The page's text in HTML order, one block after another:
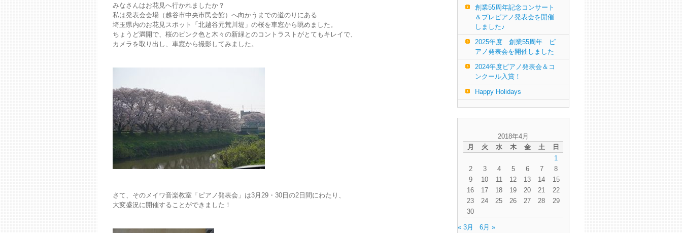
みなさんはお花見へ行かれましたか？
私は発表会会場（越谷市中央市民会館）へ向かうまでの道のりにある
埼玉県内のお花見スポット「北越谷元荒川堤」の桜を車窓から眺めました。
ちょうど満開で、桜のピンク色と木々の新緑とのコントラストがとてもキレイで、
カメラを取り出し、車窓から撮影してみました。
さて、そのメイワ音楽教室「ピアノ発表会」は3月29・30日の2日間にわたり、
大変盛況に開催することができました！
創業55周年記念コンサート
＆プレピアノ発表会を開催
しました♪
2025年度 創業55周年 ピ
アノ発表会を開催しました
2024年度ピアノ発表会＆コ
ンクール入賞！
Happy Holidays
2018年4月
月
火 水 木 金 土
日
1
2
3 4 5 6 7
8
9
10 11 12 13 14
15
16
17 18 19 20 21
22
23
24 25 26 27 28
29
30
« 3月 6月 »